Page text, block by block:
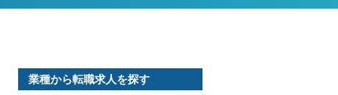
業種から転職求人を探す